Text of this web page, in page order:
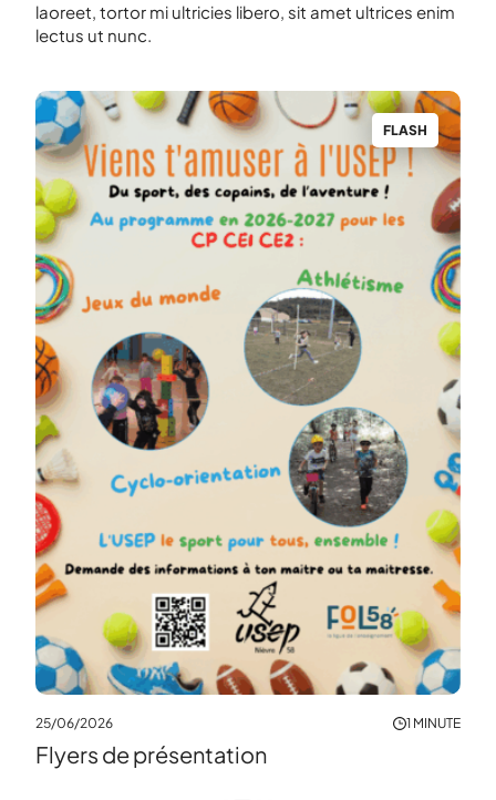
laoreet, tortor mi ultricies libero, sit amet ultrices enim
lectus ut nunc.
FLASH
25/06/2026 1 MINUTE
Flyers de présentation